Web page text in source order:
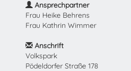
Ansprechpartner
Frau Heike Behrens
Frau Kathrin Wimmer
Anschrift
Volkspark
Pödeldorfer Straße 178